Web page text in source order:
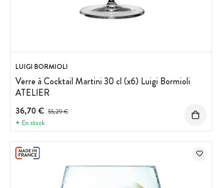
LUIGI BORMIOLI
Verre à Cocktail Martini 30 cl (x6) Luigi Bormioli
ATELIER
36,70 € Prix avant réduction :
55,29 €
En stock